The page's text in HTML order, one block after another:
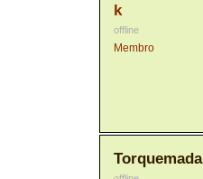
k
offline
Membro
Torquemada